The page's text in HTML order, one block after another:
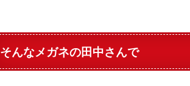
そんなメガネの田中さんで